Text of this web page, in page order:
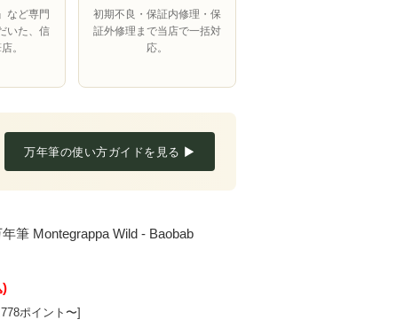
など専門
いた、信
。
初期不良・保証内修理・保
証外修理まで当店で一括対
応。
万年筆の使い方ガイドを見る ▶
筆 Montegrappa Wild - Baobab
)
ポイント〜]